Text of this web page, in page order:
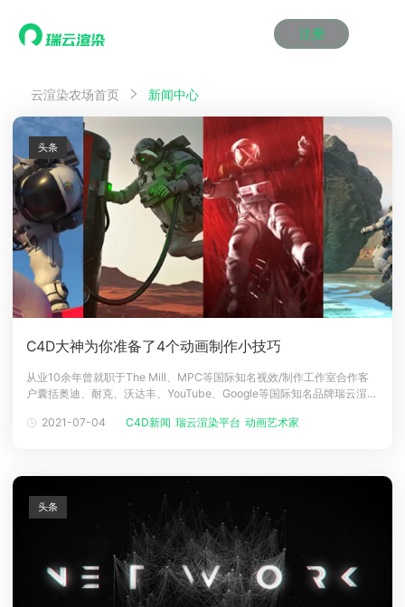
注册
产品服务
效果图渲染
云制作
云渲染管理系统
瑞兔百宝箱
AI视频插帧
效果图渲染
云制作
云渲染管理系统
瑞兔百宝箱
AI视频插帧
效果图渲染
云制作
云渲染管理系统
瑞兔百宝箱
AI视频插帧
效果图渲染
云制作
云渲染管理系统
瑞兔百宝箱
AI视频插帧
效果图渲染
云制作
云渲染管理系统
瑞兔百宝箱
AI视频插帧
效果图渲染
云制作
云渲染管理系统
瑞兔百宝箱
AI视频插帧
解决方案
Maya云渲染方案
3ds Max云渲染方案
Cinema 4D云渲染方案
Blender 云渲染方案
Maya AI渲染方案
Maya云渲染方案
3ds Max云渲染方案
Cinema 4D云渲染方案
Blender 云渲染方案
Maya AI渲染方案
Maya云渲染方案
3ds Max云渲染方案
Cinema 4D云渲染方案
Blender 云渲染方案
Maya AI渲染方案
Maya云渲染方案
3ds Max云渲染方案
Cinema 4D云渲染方案
Blender 云渲染方案
Maya AI渲染方案
Maya云渲染方案
3ds Max云渲染方案
Cinema 4D云渲染方案
Blender 云渲染方案
Maya AI渲染方案
Maya云渲染方案
3ds Max云渲染方案
Cinema 4D云渲染方案
Blender 云渲染方案
Maya AI渲染方案
价格
动画价格
效果图价格
云制作价格
动画价格
效果图价格
云制作价格
动画价格
效果图价格
云制作价格
动画价格
效果图价格
云制作价格
动画价格
效果图价格
云制作价格
动画价格
效果图价格
云制作价格
案例
资讯&赛事
新闻资讯
渲染百科
渲染大赛
泛CG交流会
新闻资讯
渲染百科
渲染大赛
泛CG交流会
新闻资讯
渲染百科
渲染大赛
泛CG交流会
新闻资讯
渲染百科
渲染大赛
泛CG交流会
新闻资讯
渲染百科
渲染大赛
泛CG交流会
新闻资讯
渲染百科
渲染大赛
泛CG交流会
特惠专区
教育优惠
教育优惠
教育优惠
教育优惠
教育优惠
教育优惠
关于我们
下载
登录
云渲染农场首页 新闻中心
C4D大神为你准备了4个动画制作小技巧
从业10余年曾就职于The Mill、MPC等国际知名视效/制作工作室合作客
户囊括奥迪、耐克、沃达丰、YouTube、Google等国际知名品牌瑞云渲染
Sladecko创意总监动态设计师Jan生于捷克，现定居于洛杉矶。他现在是
2021-07-04 C4D新闻 瑞云渲染平台 动画艺术家
头条
头条